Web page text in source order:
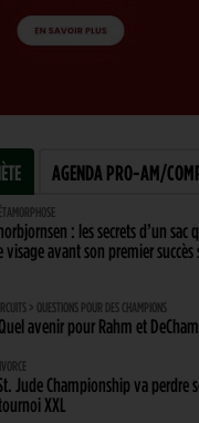
AGENDA PRO-AM/
: les secrets d’un sac
visage avant son premier succès
> QUESTIONS POUR DES CHAMPIONS
avenir pour Rahm et
Jude Championship va perdre
XXL